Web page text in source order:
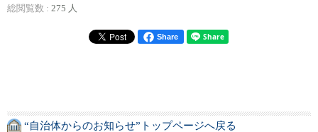
総閲覧数 : 275 人
Share
“自治体からのお知らせ”トップページへ戻る